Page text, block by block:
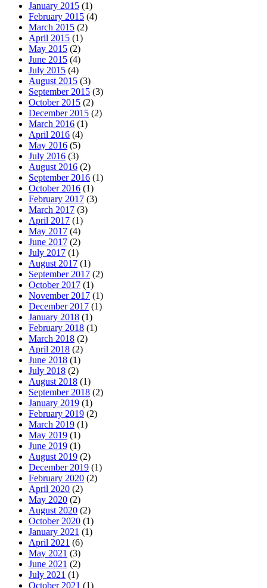
January 2015 (1)
February 2015 (4)
March 2015 (2)
April 2015 (1)
May 2015 (2)
June 2015 (4)
July 2015 (4)
August 2015 (3)
September 2015 (3)
October 2015 (2)
December 2015 (2)
March 2016 (1)
April 2016 (4)
May 2016 (5)
July 2016 (3)
August 2016 (2)
September 2016 (1)
October 2016 (1)
February 2017 (3)
March 2017 (3)
April 2017 (1)
May 2017 (4)
June 2017 (2)
July 2017 (1)
August 2017 (1)
September 2017 (2)
October 2017 (1)
November 2017 (1)
December 2017 (1)
January 2018 (1)
February 2018 (1)
March 2018 (2)
April 2018 (2)
June 2018 (1)
July 2018 (2)
August 2018 (1)
September 2018 (2)
January 2019 (1)
February 2019 (2)
March 2019 (1)
May 2019 (1)
June 2019 (1)
August 2019 (2)
December 2019 (1)
February 2020 (2)
April 2020 (2)
May 2020 (2)
August 2020 (2)
October 2020 (1)
January 2021 (1)
April 2021 (6)
May 2021 (3)
June 2021 (2)
July 2021 (1)
October 2021 (1)